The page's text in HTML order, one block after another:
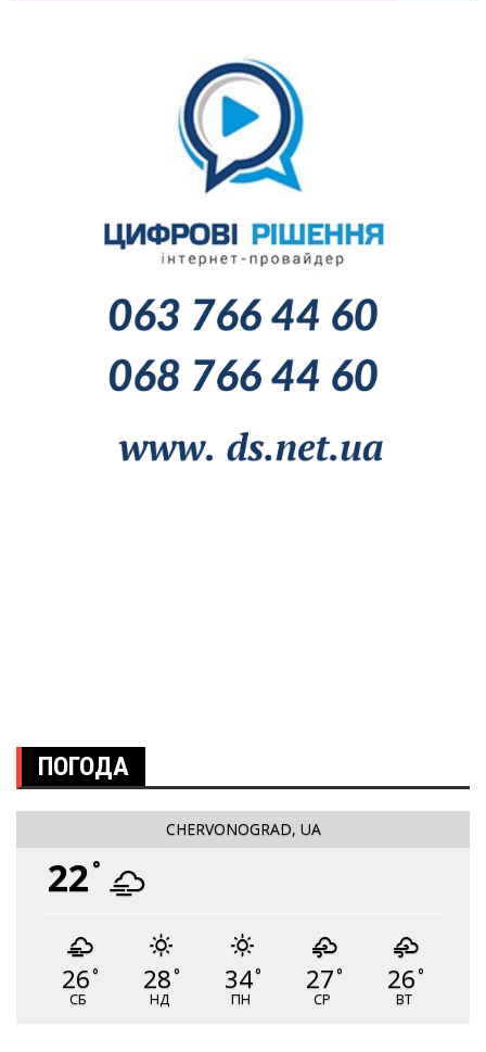
ПОГОДА
CHERVONOGRAD, UA
22 °
26°
СБ
28°
НД
34°
ПН
27°
СР
26°
ВТ